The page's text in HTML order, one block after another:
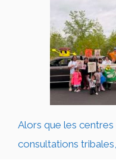
Alors que les
consultations